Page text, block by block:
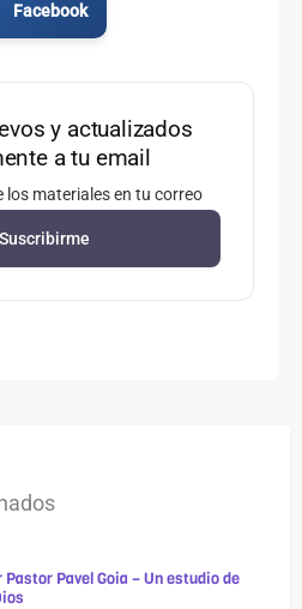
Facebook
y actualizados
a tu email
los materiales en tu correo
Pavel Goia – Un estudio de